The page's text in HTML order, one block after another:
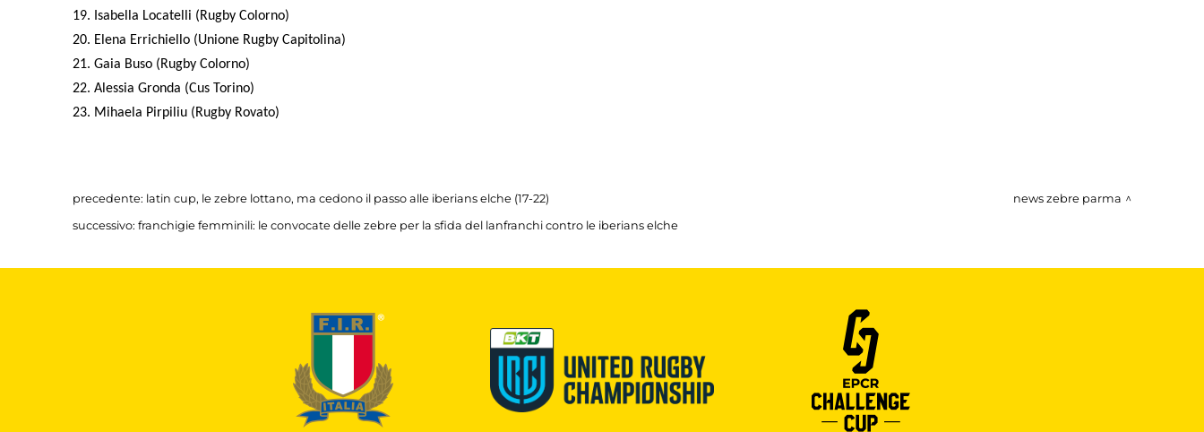
19. Isabella Locatelli (Rugby Colorno)
20. Elena Errichiello (Unione Rugby Capitolina)
21. Gaia Buso (Rugby Colorno)
22. Alessia Gronda (Cus Torino)
23. Mihaela Pirpiliu (Rugby Rovato)
precedente: latin cup, le zebre lottano, ma cedono il passo alle iberians elche (17-22)
successivo: franchigie femminili: le convocate delle zebre per la sfida del lanfranchi contro le iberians elche
news zebre parma